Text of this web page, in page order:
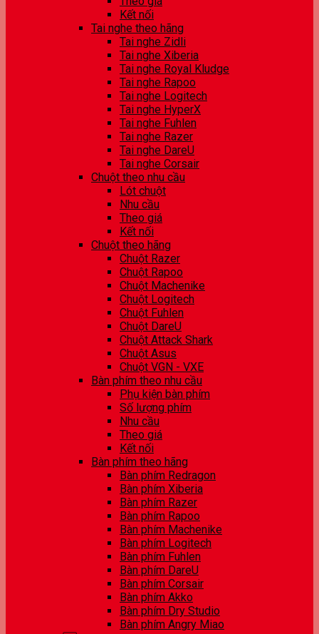
Kết nối
Tai nghe theo hãng
Tai nghe Zidli
Tai nghe Xiberia
Tai nghe Royal Kludge
Tai nghe Rapoo
Tai nghe Logitech
Tai nghe HyperX
Tai nghe Fuhlen
Tai nghe Razer
Tai nghe DareU
Tai nghe Corsair
Chuột theo nhu cầu
Lót chuột
Nhu cầu
Theo giá
Kết nối
Chuột theo hãng
Chuột Razer
Chuột Rapoo
Chuột Machenike
Chuột Logitech
Chuột Fuhlen
Chuột DareU
Chuột Attack Shark
Chuột Asus
Chuột VGN - VXE
Bàn phím theo nhu cầu
Phụ kiện bàn phím
Số lượng phím
Nhu cầu
Theo giá
Kết nối
Bàn phím theo hãng
Bàn phím Redragon
Bàn phím Xiberia
Bàn phím Razer
Bàn phím Rapoo
Bàn phím Machenike
Bàn phím Logitech
Bàn phím Fuhlen
Bàn phím DareU
Bàn phím Corsair
Bàn phím Akko
Bàn phím Dry Studio
Bàn phím Angry Miao